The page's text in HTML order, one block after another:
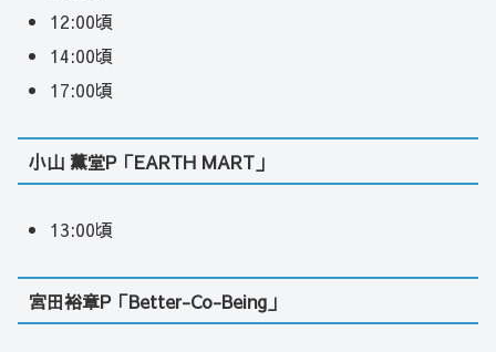
12:00頃
14:00頃
17:00頃
小山 薫堂P「EARTH MART」
13:00頃
宮田裕章P「Better-Co-Being」